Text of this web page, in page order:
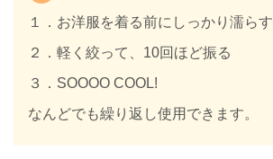
１．お洋服を着る前にしっかり濡らす
２．軽く絞って、10回ほど振る
３．SOOOO COOL!
なんどでも繰り返し使用できます。​